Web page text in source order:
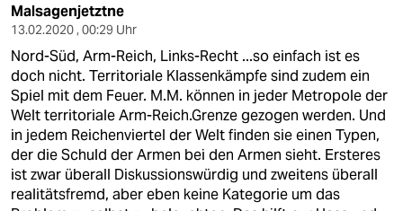
Malsagenjetztne
13.02.2020 , 00:29 Uhr
Nord-Süd, Arm-Reich, Links-Recht ...so einfach ist es
doch nicht. Territoriale Klassenkämpfe sind zudem ein
Spiel mit dem Feuer. M.M. können in jeder Metropole der
Welt territoriale Arm-Reich.Grenze gezogen werden. Und
in jedem Reichenviertel der Welt finden sie einen Typen,
der die Schuld der Armen bei den Armen sieht. Ersteres
ist zwar überall Diskussionswürdig und zweitens überall
realitätsfremd, aber eben keine Kategorie um das